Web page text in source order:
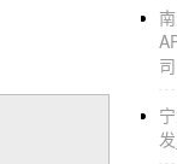
1，
2，
以下
司